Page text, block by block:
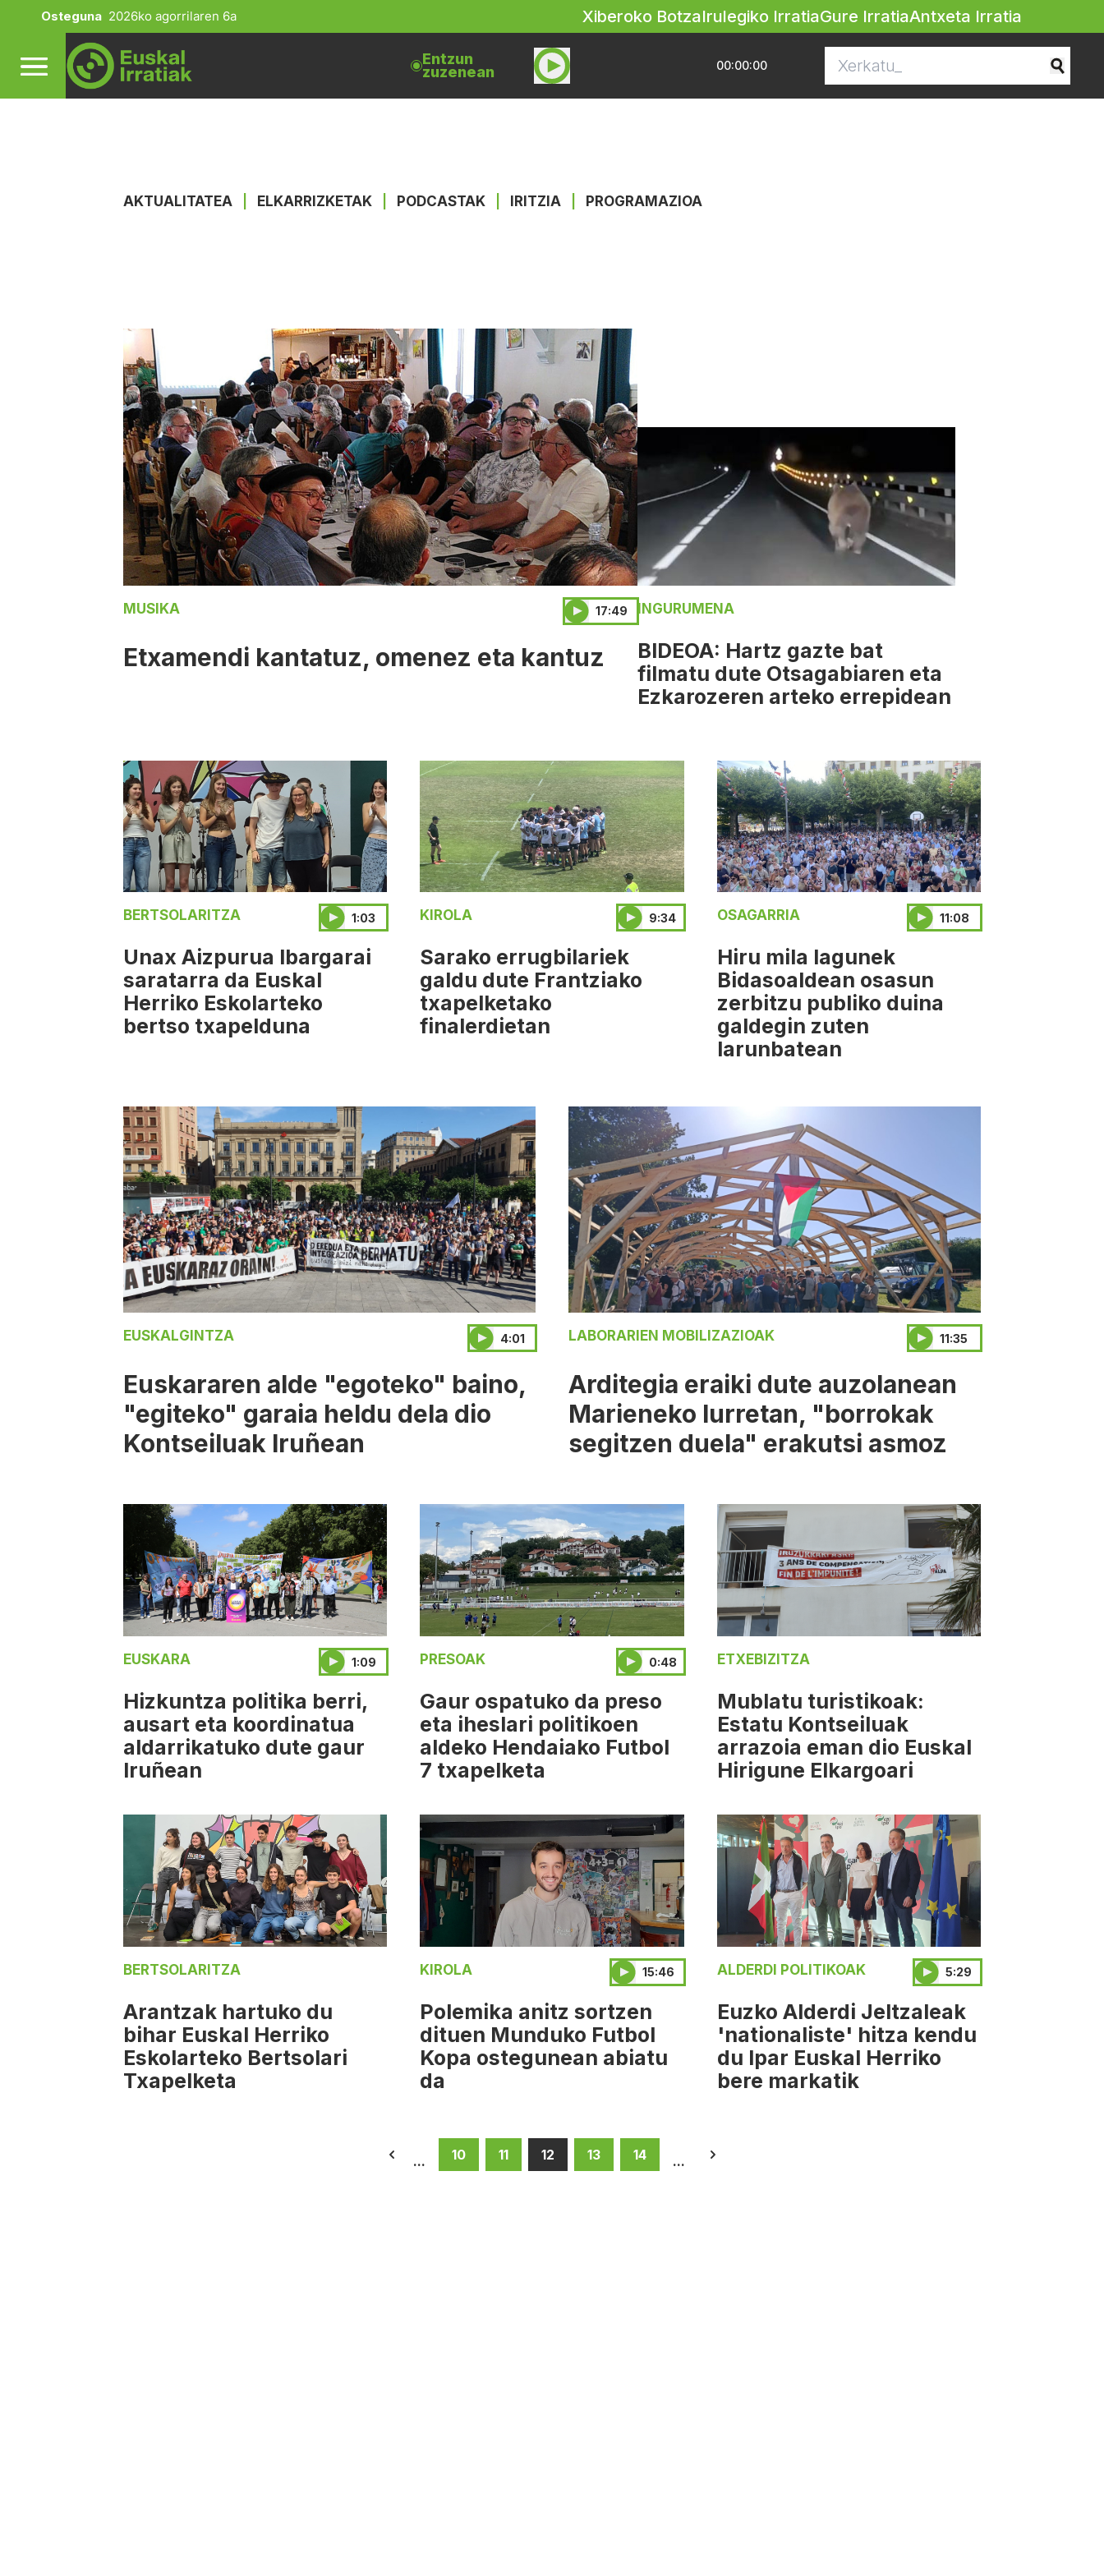
Osteguna 2026ko agorrilaren 6a Xiberoko BotzaIrulegiko IrratiaGure IrratiaAntxeta Irratia
Entzun
zuzenean 00:00:00
AKTUALITATEA ELKARRIZKETAK PODCASTAK IRITZIA PROGRAMAZIOA
MUSIKA 17:49
Etxamendi kantatuz, omenez eta kantuz
INGURUMENA
BIDEOA: Hartz gazte bat
filmatu dute Otsagabiaren eta
Ezkarozeren arteko errepidean
BERTSOLARITZA 1:03
Unax Aizpurua Ibargarai
saratarra da Euskal
Herriko Eskolarteko
bertso txapelduna
KIROLA 9:34
Sarako errugbilariek
galdu dute Frantziako
txapelketako
finalerdietan
OSAGARRIA 11:08
Hiru mila lagunek
Bidasoaldean osasun
zerbitzu publiko duina
galdegin zuten
larunbatean
EUSKALGINTZA 4:01
Euskararen alde "egoteko" baino,
"egiteko" garaia heldu dela dio
Kontseiluak Iruñean
LABORARIEN MOBILIZAZIOAK 11:35
Arditegia eraiki dute auzolanean
Marieneko lurretan, "borrokak
segitzen duela" erakutsi asmoz
EUSKARA 1:09
Hizkuntza politika berri,
ausart eta koordinatua
aldarrikatuko dute gaur
Iruñean
PRESOAK 0:48
Gaur ospatuko da preso
eta iheslari politikoen
aldeko Hendaiako Futbol
7 txapelketa
ETXEBIZITZA
Mublatu turistikoak:
Estatu Kontseiluak
arrazoia eman dio Euskal
Hirigune Elkargoari
BERTSOLARITZA
Arantzak hartuko du
bihar Euskal Herriko
Eskolarteko Bertsolari
Txapelketa
KIROLA 15:46
Polemika anitz sortzen
dituen Munduko Futbol
Kopa ostegunean abiatu
da
ALDERDI POLITIKOAK 5:29
Euzko Alderdi Jeltzaleak
'nationaliste' hitza kendu
du Ipar Euskal Herriko
bere markatik
... 10 11 12 13 14 ...